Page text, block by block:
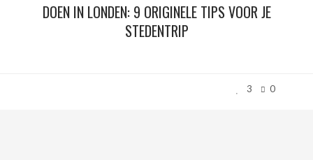
DOEN IN LONDEN: 9 ORIGINELE TIPS VOOR JE
STEDENTRIP
3 0